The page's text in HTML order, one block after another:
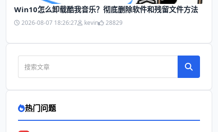
Win10怎么卸载酷我音乐？彻底删除软件和残留文件方法
2026-08-07 18:26:27 kevin 28829
热门问题